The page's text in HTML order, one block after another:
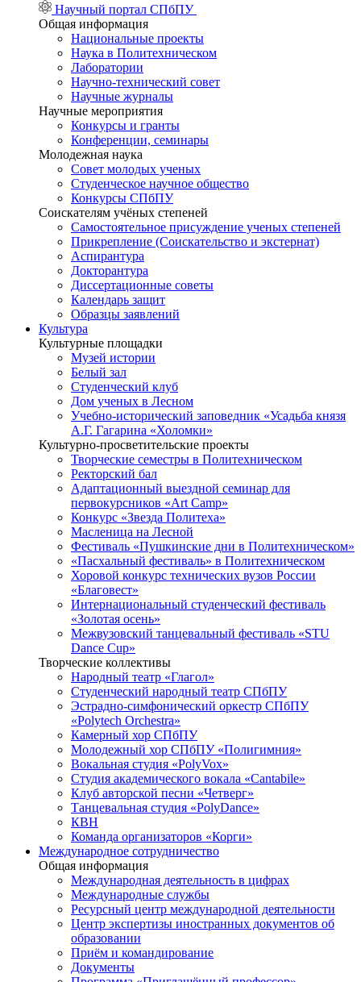
Научный портал СПбПУ
Общая информация
Национальные проекты
Наука в Политехническом
Лаборатории
Научно-технический совет
Научные журналы
Научные мероприятия
Конкурсы и гранты
Конференции, семинары
Молодежная наука
Совет молодых ученых
Студенческое научное общество
Конкурсы СПбПУ
Соискателям учёных степеней
Самостоятельное присуждение ученых степеней
Прикрепление (Соискательство и экстернат)
Аспирантура
Докторантура
Диссертационные советы
Календарь защит
Образцы заявлений
Культура
Культурные площадки
Музей истории
Белый зал
Студенческий клуб
Дом ученых в Лесном
Учебно-исторический заповедник «Усадьба князя
А.Г. Гагарина «Холомки»
Культурно-просветительские проекты
Творческие семестры в Политехническом
Ректорский бал
Адаптационный выездной семинар для
первокурсников «Art Camp»
Конкурс «Звезда Политеха»
Масленица на Лесной
Фестиваль «Пушкинские дни в Политехническом»
«Пасхальный фестиваль» в Политехническом
Хоровой конкурс технических вузов России
«Благовест»
Интернациональный студенческий фестиваль
«Золотая осень»
Межвузовский танцевальный фестиваль «STU
Dance Cup»
Творческие коллективы
Народный театр «Глагол»
Студенческий народный театр СПбПУ
Эстрадно-симфонический оркестр СПбПУ
«Polytech Orchestra»
Камерный хор СПбПУ
Молодежный хор СПбПУ «Полигимния»
Вокальная студия «PolyVox»
Студия академического вокала «Cantabile»
Клуб авторской песни «Четверг»
Танцевальная студия «PolyDance»
КВН
Команда организаторов «Корги»
Международное сотрудничество
Общая информация
Международная деятельность в цифрах
Международные службы
Ресурсный центр международной деятельности
Центр экспертизы иностранных документов об
образовании
Приём и командирование
Документы